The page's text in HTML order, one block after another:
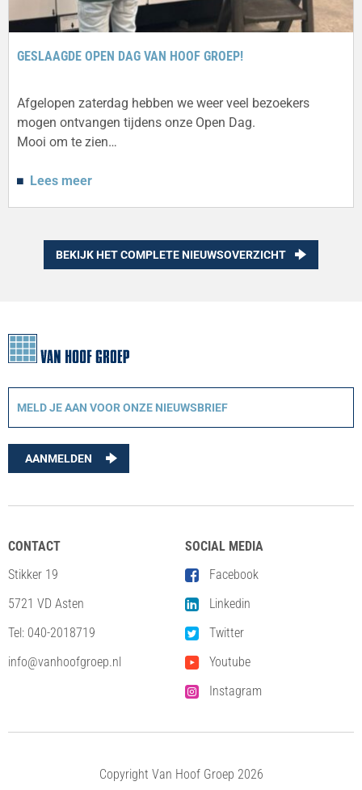
GESLAAGDE OPEN DAG VAN HOOF GROEP!
Afgelopen zaterdag hebben we weer veel bezoekers
mogen ontvangen tijdens onze Open Dag.
Mooi om te zien…
Lees meer
BEKIJK HET COMPLETE NIEUWSOVERZICHT
AANMELDEN
CONTACT
Stikker 19
5721 VD Asten
Tel: 040-2018719
info@vanhoofgroep.nl
SOCIAL MEDIA
Facebook
Linkedin
Twitter
Youtube
Instagram
Copyright Van Hoof Groep 2026